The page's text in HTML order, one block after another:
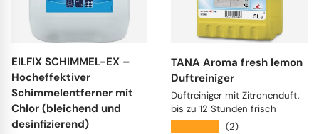
EILFIX SCHIMMEL-EX –
Hocheffektiver
Schimmelentferner mit
Chlor (bleichend und
desinfizierend)
TANA Aroma fresh lemon
Duftreiniger
Duftreiniger mit Zitronenduft,
bis zu 12 Stunden frisch
(2)